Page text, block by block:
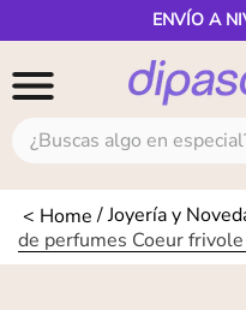
ENVÍO A
¿Buscas algo en especial?
Joyería y
de perfumes Coeur